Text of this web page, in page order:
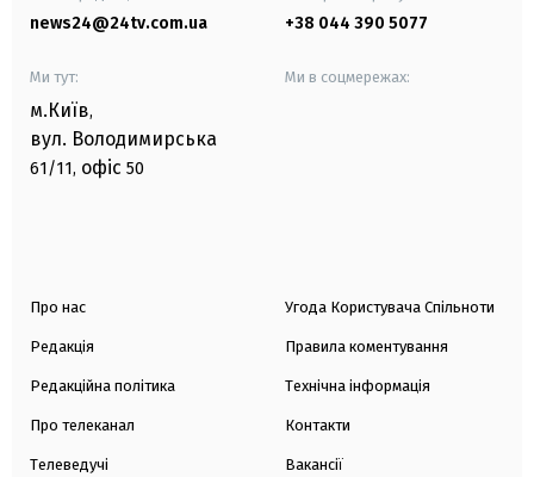
news24@24tv.com.ua +38 044 390 5077
Ми тут:
м.Київ,
вул. Володимирська
61/11, офіс 50
Ми в соцмережах:
Про нас
Редакція
Редакційна політика
Про телеканал
Телеведучі
Угода Користувача Спільноти
Правила коментування
Технічна інформація
Контакти
Вакансії